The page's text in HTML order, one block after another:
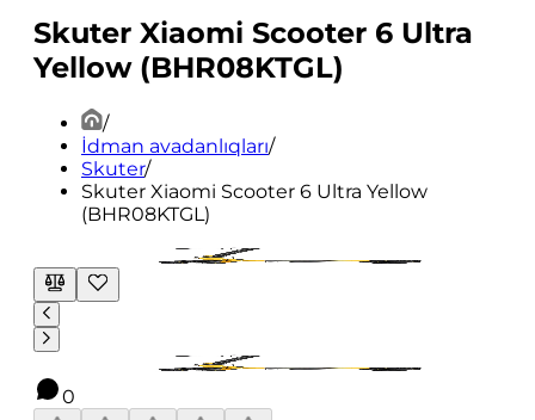
Skuter Xiaomi Scooter 6 Ultra
Yellow (BHR08KTGL)
/
İdman avadanlıqları/
Skuter/
Skuter Xiaomi Scooter 6 Ultra Yellow
(BHR08KTGL)
0